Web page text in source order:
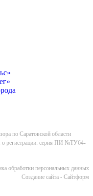
по Саратовской области
о регистрации: серия ПИ №ТУ64-
обработки персональных данных
Cоздание сайта - Сайтформ